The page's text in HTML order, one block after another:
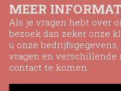
MEER
Als je vragen hebt over
bezoek dan zeker onze
u onze
vragen en
contact te komen.